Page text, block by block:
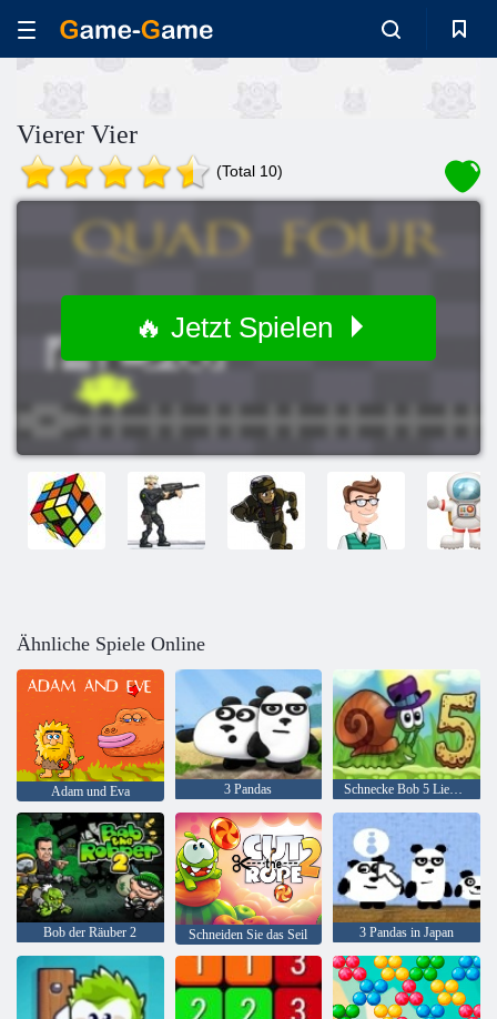
Vierer Vier
(Total 10)
🔥 Jetzt Spielen
Ähnliche Spiele Online
Adam und Eva 3 Pandas Schnecke Bob 5 Liebesgeschichte
Bob der Räuber 2 Schneiden Sie das Seil 3 Pandas in Japan